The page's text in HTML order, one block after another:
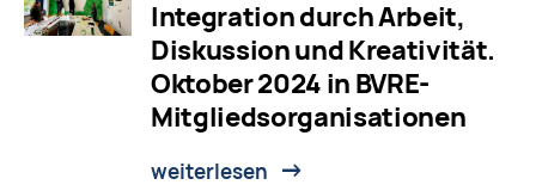
Integration durch Arbeit,
Diskussion und Kreativität.
Oktober 2024 in BVRE-
Mitgliedsorganisationen
weiterlesen